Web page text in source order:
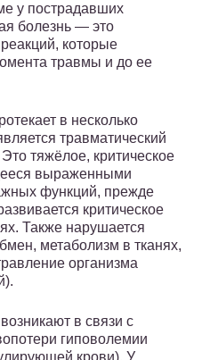
у пострадавших
болезнь — это
которые
травмы и до ее
в несколько
травматический
тяжёлое, критическое
выраженными
функций, прежде
критическое
Также нарушается
метаболизм в тканях,
организма
в связи с
гиповолемии